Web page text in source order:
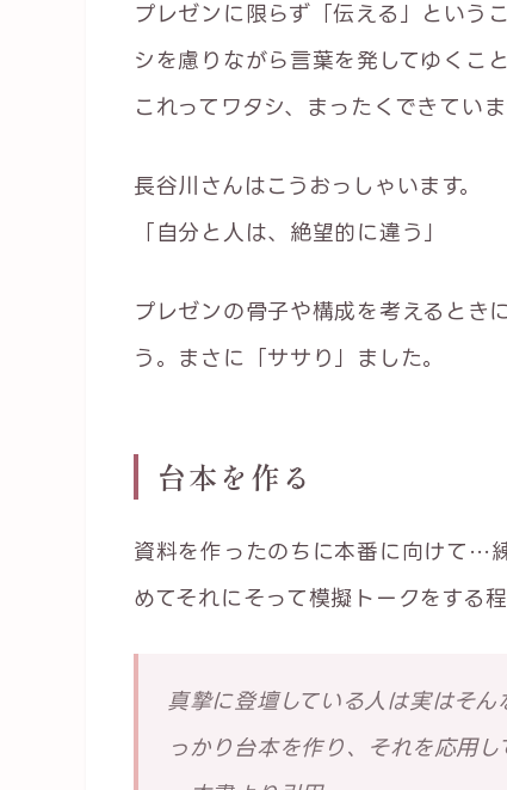
プレゼンに限らず「伝える」という
シを慮りながら言葉を発してゆくこと
これってワタシ、まったくできていま
長谷川さんはこうおっしゃいます。
「自分と人は、絶望的に違う」
プレゼンの骨子や構成を考えるとき
う。まさに「ササり」ました。
台本を作る
資料を作ったのちに本番に向けて…
めてそれにそって模擬トークをする
真摯に登壇している人は実はそ
っかり台本を作り、それを応用し